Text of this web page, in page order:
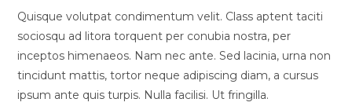
Quisque volutpat condimentum velit. Class aptent taciti
sociosqu ad litora torquent per conubia nostra, per
inceptos himenaeos. Nam nec ante. Sed lacinia, urna non
tincidunt mattis, tortor neque adipiscing diam, a cursus
ipsum ante quis turpis. Nulla facilisi. Ut fringilla.